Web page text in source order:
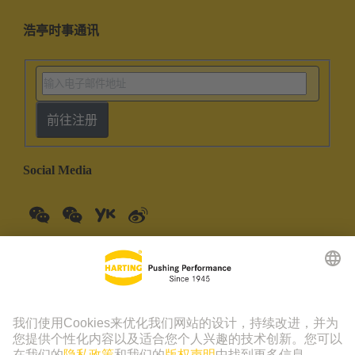
浩亭时事通讯
前往注册
Social Media